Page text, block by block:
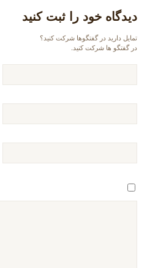
دیدگاه خود را ثبت کنید
تمایل دارید در گفتگوها شرکت کنید؟
در گفتگو ها شرکت کنید.